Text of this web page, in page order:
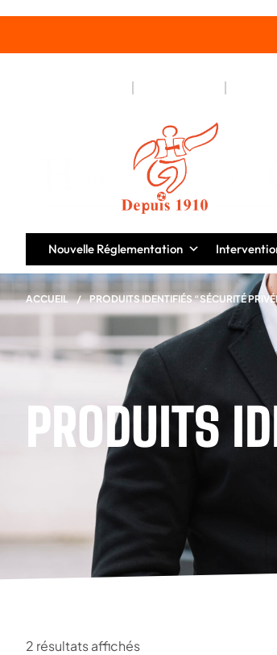
Nouvelle Réglementation
PRODUITS
ACCUEIL / PRODUITS IDENTIFIÉS “SÉCURITÉ
2 résultats affichés